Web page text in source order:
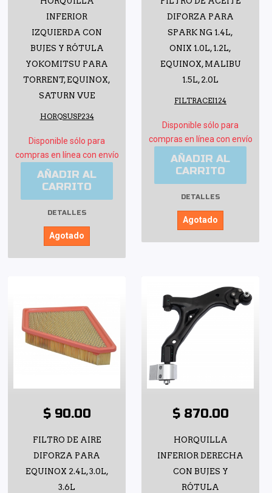
INFERIOR
IZQUIERDA CON
BUJES Y RÓTULA
YOKOMITSU PARA
TORRENT, EQUINOX,
SATURN VUE
HORQSUSP234
Disponible sólo para
compras en línea con envío
AÑADIR AL
CARRITO
DETALLES
Agotado
DIFORZA PARA
SPARK NG 1.4L,
ONIX 1.0L, 1.2L,
EQUINOX, MALIBU
1.5L, 2.0L
FILTRACEI124
Disponible sólo para
compras en línea con envío
AÑADIR AL
CARRITO
DETALLES
Agotado
$ 90.00
FILTRO DE AIRE
DIFORZA PARA
EQUINOX 2.4L, 3.0L,
3.6L
$ 870.00
HORQUILLA
INFERIOR DERECHA
CON BUJES Y
RÓTULA